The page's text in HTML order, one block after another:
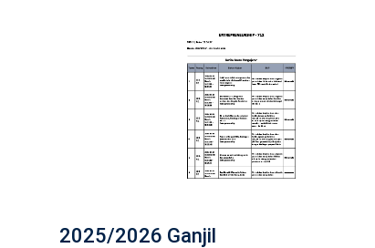
2025/2026 Ganjil